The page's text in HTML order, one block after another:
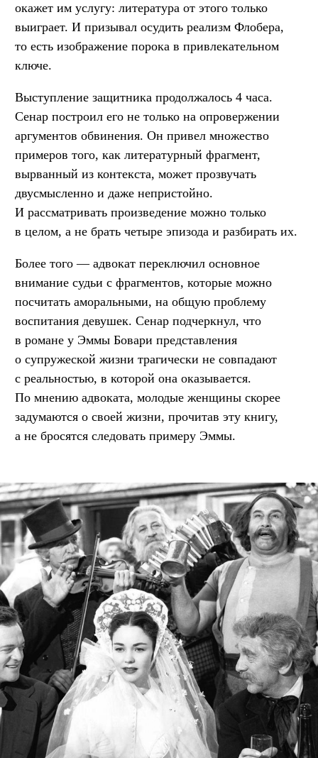
окажет им услугу: литература от этого только
выиграет. И призывал осудить реализм Флобера,
то есть изображение порока в привлекательном
ключе.
Выступление защитника продолжалось 4 часа.
Сенар построил его не только на опровержении
аргументов обвинения. Он привел множество
примеров того, как литературный фрагмент,
вырванный из контекста, может прозвучать
двусмысленно и даже непристойно.
И рассматривать произведение можно только
в целом, а не брать четыре эпизода и разбирать их.
Более того — адвокат переключил основное
внимание судьи с фрагментов, которые можно
посчитать аморальными, на общую проблему
воспитания девушек. Сенар подчеркнул, что
в романе у Эммы Бовари представления
о супружеской жизни трагически не совпадают
с реальностью, в которой она оказывается.
По мнению адвоката, молодые женщины скорее
задумаются о своей жизни, прочитав эту книгу,
а не бросятся следовать примеру Эммы.